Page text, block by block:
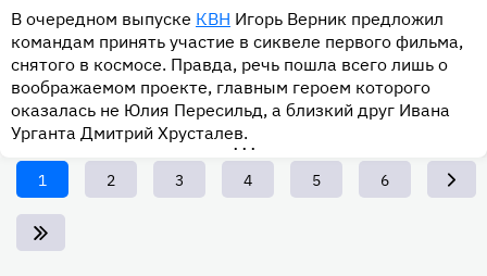
В очередном выпуске КВН Игорь Верник предложил
командам принять участие в сиквеле первого фильма,
снятого в космосе. Правда, речь пошла всего лишь о
воображаемом проекте, главным героем которого
оказалась не Юлия Пересильд, а близкий друг Ивана
Урганта Дмитрий Хрусталев.
•••
Текущая
страница
1 Page
2 Page
3 Page
4 Page
5 Page
6